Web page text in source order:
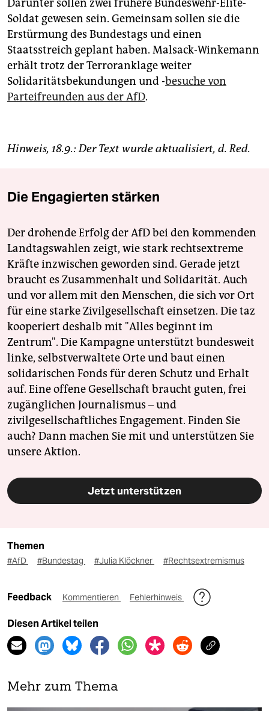
Darunter sollen zwei frühere Bundeswehr-Elite-
Soldat gewesen sein. Gemeinsam sollen sie die
Erstürmung des Bundestags und einen
Staatsstreich geplant haben. Malsack-Winkemann
erhält trotz der Terroranklage weiter
Solidaritätsbekundungen und -besuche von
Parteifreunden aus der AfD.
Hinweis, 18.9.: Der Text wurde aktualisiert, d. Red.
Die Engagierten stärken
Der drohende Erfolg der AfD bei den kommenden
Landtagswahlen zeigt, wie stark rechtsextreme
Kräfte inzwischen geworden sind. Gerade jetzt
braucht es Zusammenhalt und Solidarität. Auch
und vor allem mit den Menschen, die sich vor Ort
für eine starke Zivilgesellschaft einsetzen. Die taz
kooperiert deshalb mit "Alles beginnt im
Zentrum". Die Kampagne unterstützt bundesweit
linke, selbstverwaltete Orte und baut einen
solidarischen Fonds für deren Schutz und Erhalt
auf. Eine offene Gesellschaft braucht guten, frei
zugänglichen Journalismus – und
zivilgesellschaftliches Engagement. Finden Sie
auch? Dann machen Sie mit und unterstützen Sie
unsere Aktion.
Jetzt unterstützen
Themen
#AfD #Bundestag #Julia Klöckner #Rechtsextremismus
Feedback Kommentieren Fehlerhinweis
Diesen Artikel teilen
Mehr zum Thema